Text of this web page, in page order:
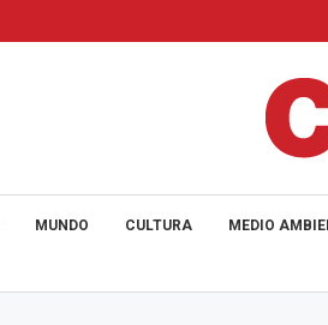
MUNDO CULTURA MEDIO